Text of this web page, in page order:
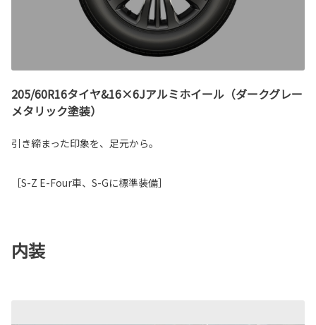
205/60R16タイヤ&16×6Jアルミホイール（ダークグレー
メタリック塗装）
引き締まった印象を、足元から。
［S-Z E-Four車、S-Gに標準装備］
内装